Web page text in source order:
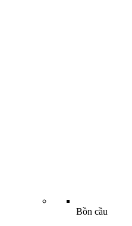
Bồn cầu